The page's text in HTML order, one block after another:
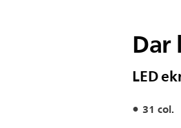
LED
31 col.